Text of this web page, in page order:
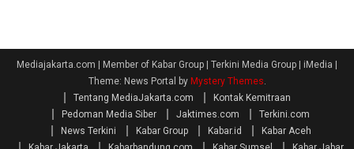
Mediajakarta.com | Member of Kabar Group | Terkini Media Group | iMedia
Theme: News Portal by Mystery Themes.
Tentang MediaJakarta.com
Kontak Kemitraan
Pedoman Media Siber
Jaktimes.com
Terkini.com
News Terkini
Kabar Group Kabar.id
Kabar Aceh